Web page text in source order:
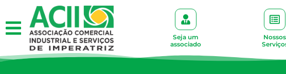
Seja um
associado
Nossos